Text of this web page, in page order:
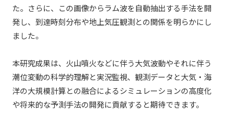
た。さらに、この画像からラム波を自動抽出する手法を開
発し、到達時刻分布や地上気圧観測との関係を明らかにし
ました。
本研究成果は、火山噴火などに伴う大気波動やそれに伴う
潮位変動の科学的理解と実況監視、観測データと大気・海
洋の大規模計算との融合によるシミュレーションの高度化
や将来的な予測手法の開発に貢献すると期待できます。